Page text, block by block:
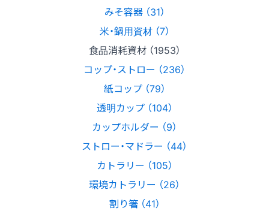
みそ容器 （31）
米・鍋用資材 （7）
食品消耗資材 （1953）
コップ・ストロー （236）
紙コップ （79）
透明カップ （104）
カップホルダー （9）
ストロー・マドラー （44）
カトラリー （105）
環境カトラリー （26）
割り箸 （41）